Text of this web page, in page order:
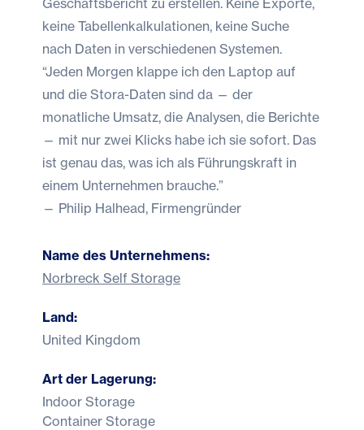
keine Tabellenkalkulationen, keine Suche
nach Daten in verschiedenen Systemen.
“Jeden Morgen klappe ich den Laptop auf
und die Stora-Daten sind da — der
monatliche Umsatz, die Analysen, die Berichte
— mit nur zwei Klicks habe ich sie sofort. Das
ist genau das, was ich als Führungskraft in
einem Unternehmen brauche.”
— Philip Halhead, Firmengründer
Name des Unternehmens:
Norbreck Self Storage
Land:
United Kingdom
Art der Lagerung:
Indoor Storage
Container Storage